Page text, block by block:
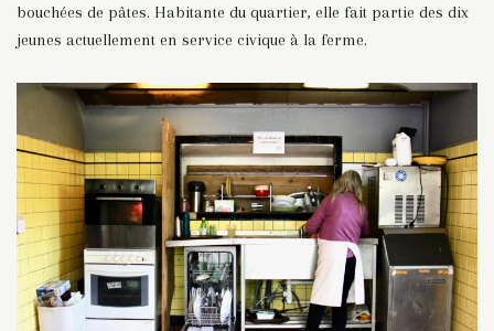
bouchées de pâtes. Habitante du quartier, elle fait partie des dix
jeunes actuellement en service civique à la ferme.